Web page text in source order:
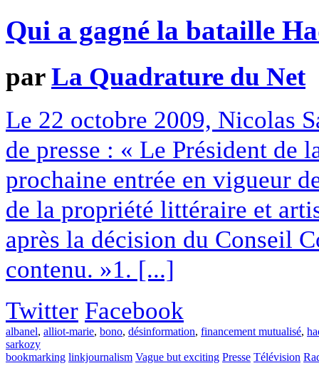
Qui a gagné la bataille
parLa Quadrature du Net
Le 22 octobre 2009, Nicolas
de presse : « Le Président de
prochaine entrée en vigueur
de la propriété littéraire et
après la décision du Conseil
contenu. »1. [...]
Twitter Facebook
albanel, alliot-marie, bono, désinformation, financement mutualisé,
sarkozy
bookmarking linkjournalism Vague but exciting Presse Télévision